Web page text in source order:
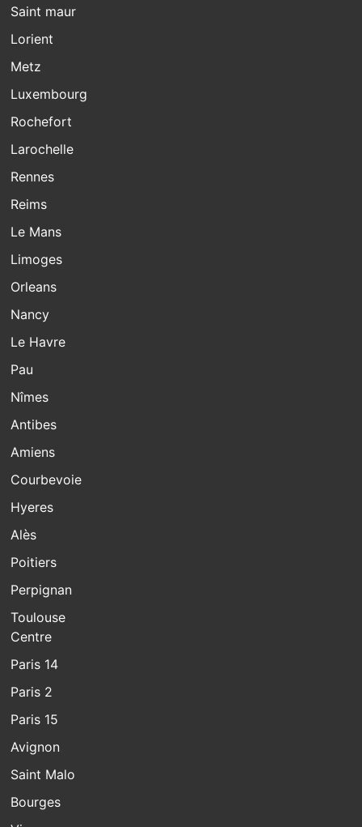
Saint maur
Lorient
Metz
Luxembourg
Rochefort
Larochelle
Rennes
Reims
Le Mans
Limoges
Orleans
Nancy
Le Havre
Pau
Nîmes
Antibes
Amiens
Courbevoie
Hyeres
Alès
Poitiers
Perpignan
Toulouse
Centre
Paris 14
Paris 2
Paris 15
Avignon
Saint Malo
Bourges